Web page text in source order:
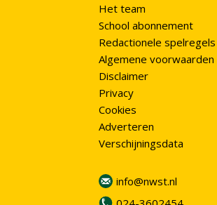
Het team
School abonnement
Redactionele spelregels
Algemene voorwaarden
Disclaimer
Privacy
Cookies
Adverteren
Verschijningsdata
info@nwst.nl